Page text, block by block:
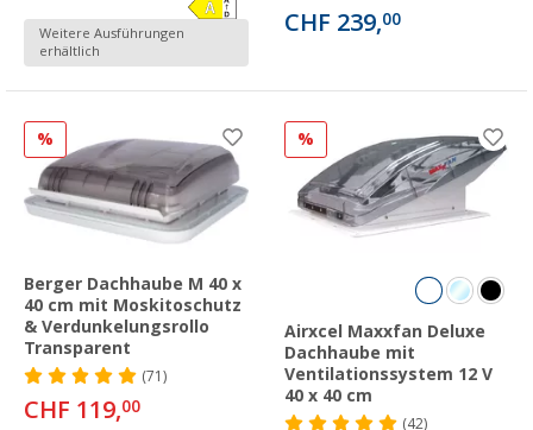
Weitere Ausführungen
erhältlich
CHF 239,00
%
Berger Dachhaube M 40 x
40 cm mit Moskitoschutz
& Verdunkelungsrollo
Transparent
(71)
CHF 119,00
%
Airxcel Maxxfan Deluxe
Dachhaube mit
Ventilationssystem 12 V
40 x 40 cm
(42)